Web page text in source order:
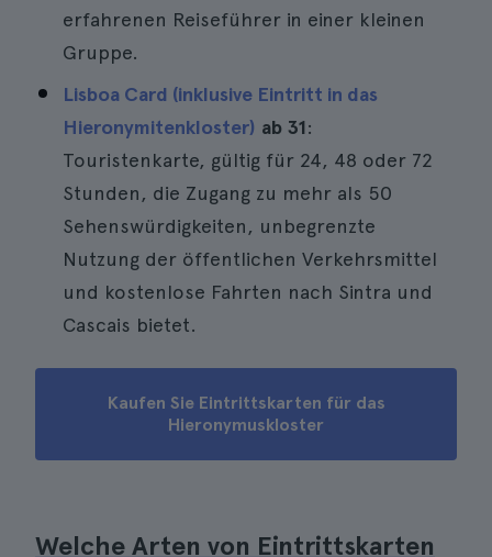
erfahrenen Reiseführer in einer kleinen
Gruppe.
Lisboa Card (inklusive Eintritt in das
Hieronymitenkloster) ab 31:
Touristenkarte, gültig für 24, 48 oder 72
Stunden, die Zugang zu mehr als 50
Sehenswürdigkeiten, unbegrenzte
Nutzung der öffentlichen Verkehrsmittel
und kostenlose Fahrten nach Sintra und
Cascais bietet.
Kaufen Sie Eintrittskarten für das
Hieronymuskloster
Welche Arten von Eintrittskarten